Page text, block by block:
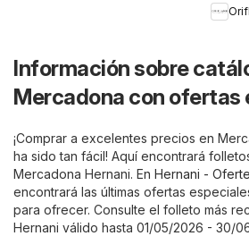
Información sobre
Mercadona con ofertas
¡Comprar a excelentes precios en
ha sido tan fácil! Aquí encontrará
Mercadona Hernani. En Hernani -
encontrará las últimas ofertas
para ofrecer. Consulte el folleto más
Hernani válido hasta 01/05/2026 - 30/